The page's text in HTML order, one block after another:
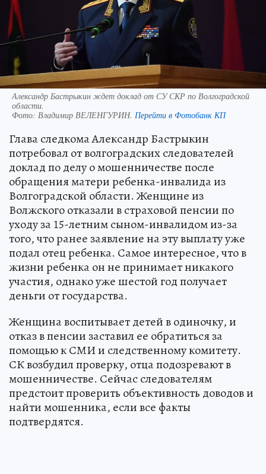
Александр Бастрыкин ждет доклад от СУ СКР по Волгоградской
области.
Фото: Владимир ВЕЛЕНГУРИН. Перейти в Фотобанк КП
Глава следкома Александр Бастрыкин
потребовал от волгоградских следователей
доклад по делу о мошенничестве после
обращения матери ребенка-инвалида из
Волгоградской области. Женщине из
Волжского отказали в страховой пенсии по
уходу за 15-летним сыном-инвалидом из-за
того, что ранее заявление на эту выплату уже
подал отец ребенка. Самое интересное, что в
жизни ребенка он не принимает никакого
участия, однако уже шестой год получает
деньги от государства.
Женщина воспитывает детей в одиночку, и
отказ в пенсии заставил ее обратиться за
помощью к СМИ и следственному комитету.
СК возбудил проверку, отца подозревают в
мошенничестве. Сейчас следователям
предстоит проверить объективность доводов и
найти мошенника, если все факты
подтвердятся.